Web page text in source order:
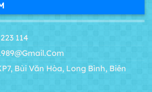
114
Bùi Văn Hòa, Long Bình, Biên